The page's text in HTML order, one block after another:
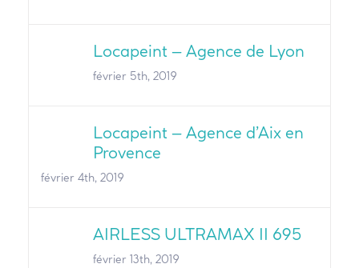
Locapeint – Agence de Lyon
février 5th, 2019
Locapeint – Agence d’Aix en
Provence
février 4th, 2019
AIRLESS ULTRAMAX II 695
février 13th, 2019